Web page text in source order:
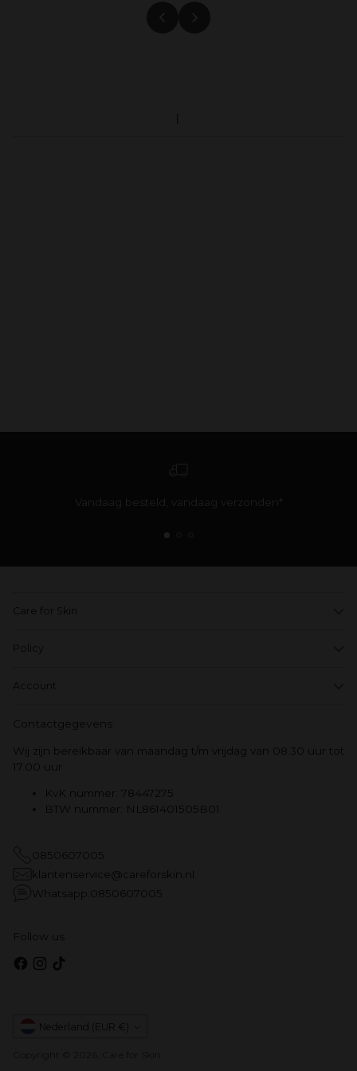
Vandaag besteld, vandaag verzonden*
Care for Skin
Policy
Account
Contactgegevens
Wij zijn bereikbaar van maandag t/m vrijdag van 08.30 uur tot
17.00 uur
KvK nummer: 78447275
BTW nummer: NL861401505B01
0850607005
klantenservice@careforskin.nl
Whatsapp:0850607005
Follow us
Munteenheid Nederland (EUR €)